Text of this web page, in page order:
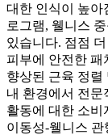
대한 인식이 높아
로그램, 웰니스
있습니다. 점점
피부에 안전한 패
향상된 근육 정렬
내 환경에서 전문
활동에 대한 소비
이동성-웰니스